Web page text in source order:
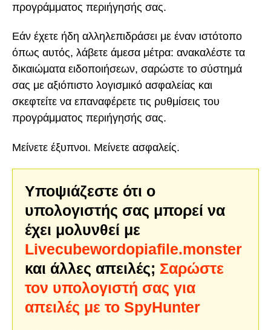
προγράμματος περιήγησής σας.
Εάν έχετε ήδη αλληλεπιδράσει με έναν ιστότοπο
όπως αυτός, λάβετε άμεσα μέτρα: ανακαλέστε τα
δικαιώματα ειδοποιήσεων, σαρώστε το σύστημά
σας με αξιόπιστο λογισμικό ασφαλείας και
σκεφτείτε να επαναφέρετε τις ρυθμίσεις του
προγράμματος περιήγησής σας.
Μείνετε έξυπνοι. Μείνετε ασφαλείς.
Υποψιάζεστε ότι ο
υπολογιστής σας μπορεί να
έχει μολυνθεί με
Livecubewordopiafile.monster
και άλλες απειλές; Σαρώστε
τον υπολογιστή σας για
απειλές με το SpyHunter